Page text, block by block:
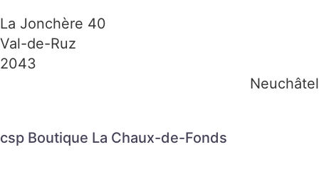
La Jonchère 40
Val-de-Ruz
2043
Neuchâtel
csp Boutique La Chaux-de-Fonds